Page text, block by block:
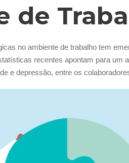
de
no ambiente de trabalho tem
recentes apontam para um
e depressão, entre os